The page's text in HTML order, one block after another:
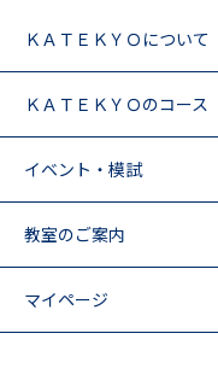
ＫＡＴＥＫＹＯについて
ＫＡＴＥＫＹＯのコース
イベント・模試
教室のご案内
マイページ